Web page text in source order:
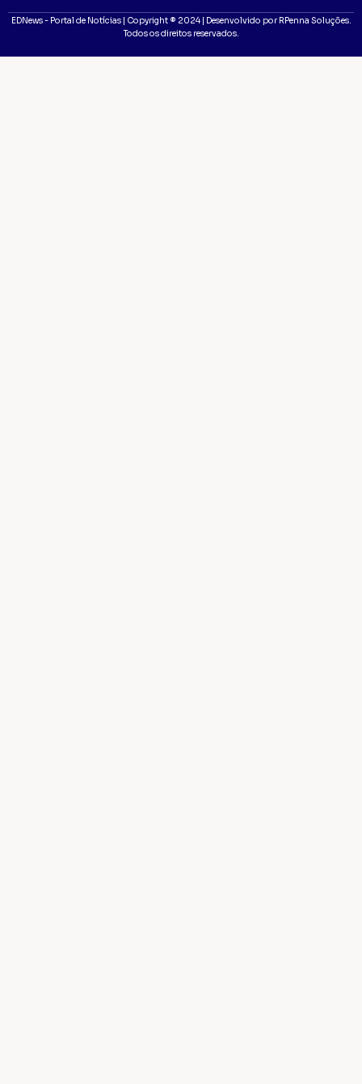
EDNews - Portal de Notícias | Copyright ® 2024 | Desenvolvido por RPenna Soluções.
Todos os direitos reservados.